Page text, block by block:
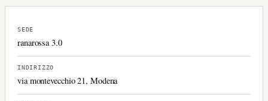
SEDE
ranarossa 3.0
INDIRIZZO
via montevecchio 21, Modena